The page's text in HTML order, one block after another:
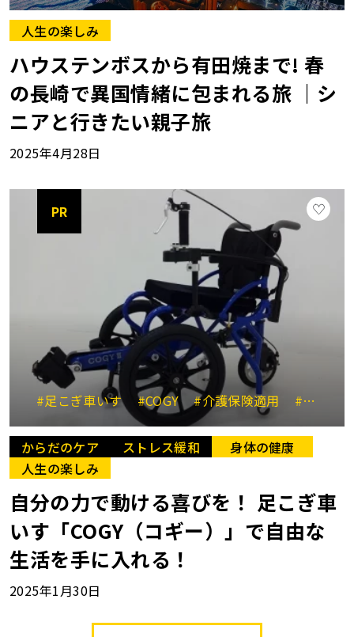
人生の楽しみ
ハウステンボスから有田焼まで! 春
の長崎で異国情緒に包まれる旅 ｜シ
ニアと行きたい親子旅
2025年4月28日
PR
#足こぎ車いす #COGY #介護保険適用 #QOLの向上
からだのケア ストレス緩和
身体の健康
人生の楽しみ
自分の力で動ける喜びを！ 足こぎ車
いす「COGY（コギー）」で自由な
生活を手に入れる！
2025年1月30日